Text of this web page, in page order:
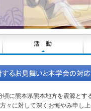
頃に熊本県熊本地方を震源とす
々に対して深くお悔やみ申し